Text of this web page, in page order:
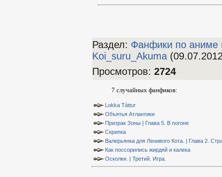
Раздел: Фанфики по аниме
Koi_suru_Akuma
Просмотров: 2724
7 случайных фанфиков:
Lokka Táttur
Объятья Атлантики
Призрак Зоны | Глава 5. В погоне
Скрипка
Валерьянка для Ленивого Кота. | Глава 2.
Как поссорились жирдяй и калека
Осколки. | Третий. Игра.